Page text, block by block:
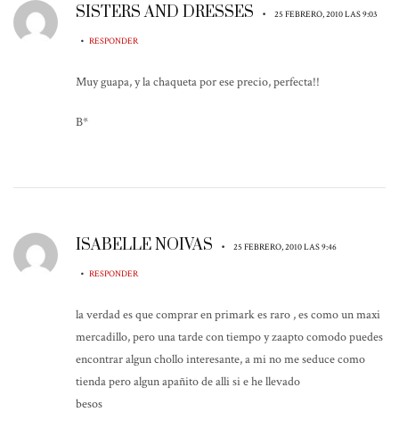
SISTERS AND DRESSES • 25 FEBRERO, 2010 LAS 9:03
• RESPONDER
Muy guapa, y la chaqueta por ese precio, perfecta!!
B*
ISABELLE NOIVAS • 25 FEBRERO, 2010 LAS 9:46
• RESPONDER
la verdad es que comprar en primark es raro , es como un maxi
mercadillo, pero una tarde con tiempo y zaapto comodo puedes
encontrar algun chollo interesante, a mi no me seduce como
tienda pero algun apañito de alli si e he llevado
besos